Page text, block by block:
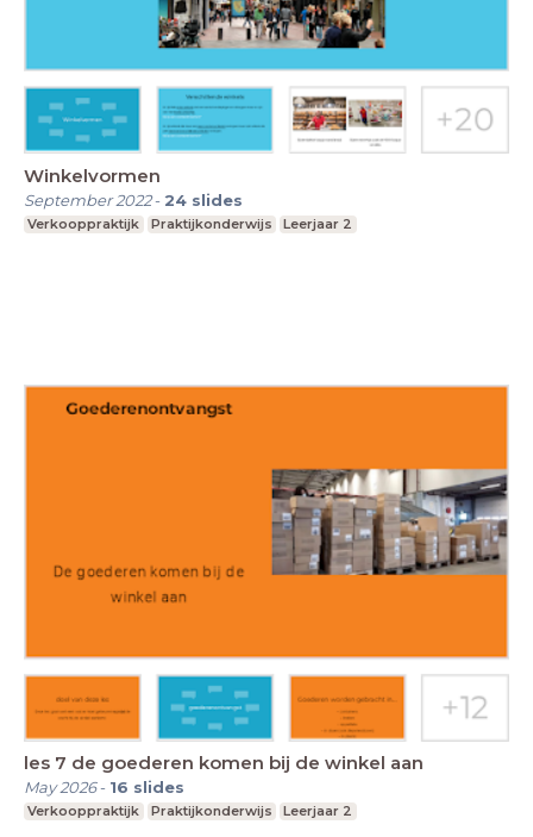
Winkelvormen
September 2022- 24 slides
Verkooppraktijk Praktijkonderwijs Leerjaar 2
les 7 de goederen komen bij de winkel aan
May 2026- 16 slides
Verkooppraktijk Praktijkonderwijs Leerjaar 2